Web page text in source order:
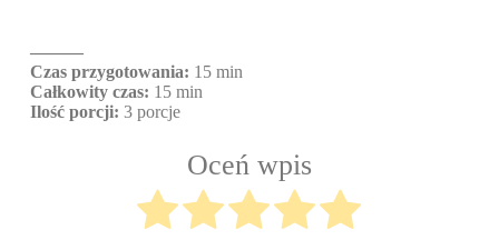
———
Czas przygotowania: 15 min
Całkowity czas: 15 min
Ilość porcji: 3 porcje
Oceń wpis